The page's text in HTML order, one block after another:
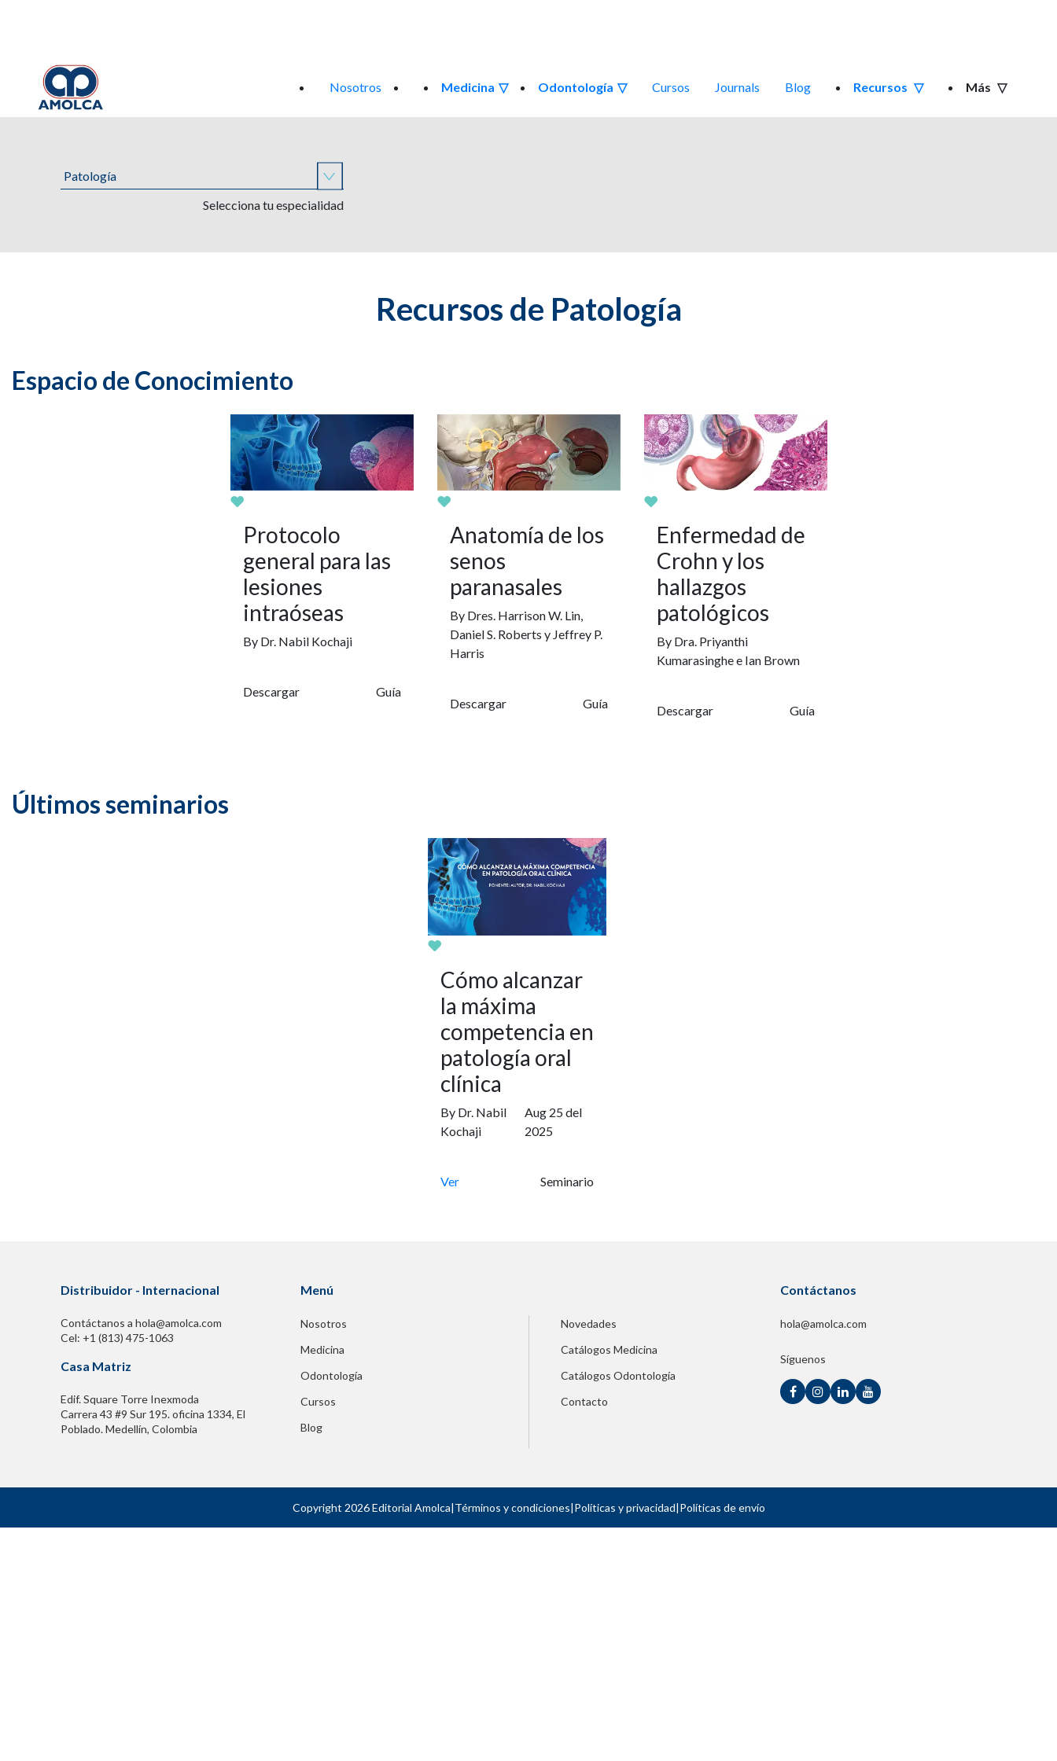
Nosotros Medicina Odontología Cursos Journals Blog Recursos Más
Selecciona tu especialidad
Recursos de Patología
Espacio de Conocimiento
Protocolo
general para las
lesiones
intraóseas
By Dr. Nabil Kochaji
Descargar Guía
Anatomía de los
senos
paranasales
By Dres. Harrison W. Lin,
Daniel S. Roberts y Jeffrey P.
Harris
Descargar Guía
Enfermedad de
Crohn y los
hallazgos
patológicos
By Dra. Priyanthi
Kumarasinghe e Ian Brown
Descargar Guía
Últimos seminarios
Cómo alcanzar
la máxima
competencia en
patología oral
clínica
By Dr. Nabil
Kochaji
Aug 25 del
2025
Ver Seminario
Distribuidor - Internacional
Contáctanos a hola@amolca.com
Cel: +1 (813) 475-1063
Casa Matriz
Edif. Square Torre Inexmoda
Carrera 43 #9 Sur 195. oficina 1334, El
Poblado. Medellín, Colombia
Menú
Nosotros
Medicina
Odontología
Cursos
Blog
Novedades
Catálogos Medicina
Catálogos Odontología
Contacto
Contáctanos
hola@amolca.com
Síguenos
Copyright 2026 Editorial Amolca|Términos y condiciones|Políticas y privacidad|Políticas de envío